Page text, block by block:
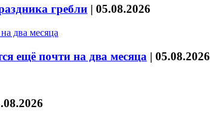
гребли | 05.08.2026
ещё почти на два месяца | 05.08.2026